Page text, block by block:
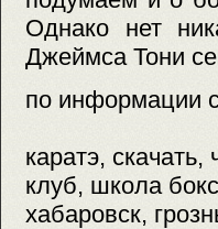
Однако нет
Джеймса Тони
по информации
каратэ,
клуб, школа
хабаровск,